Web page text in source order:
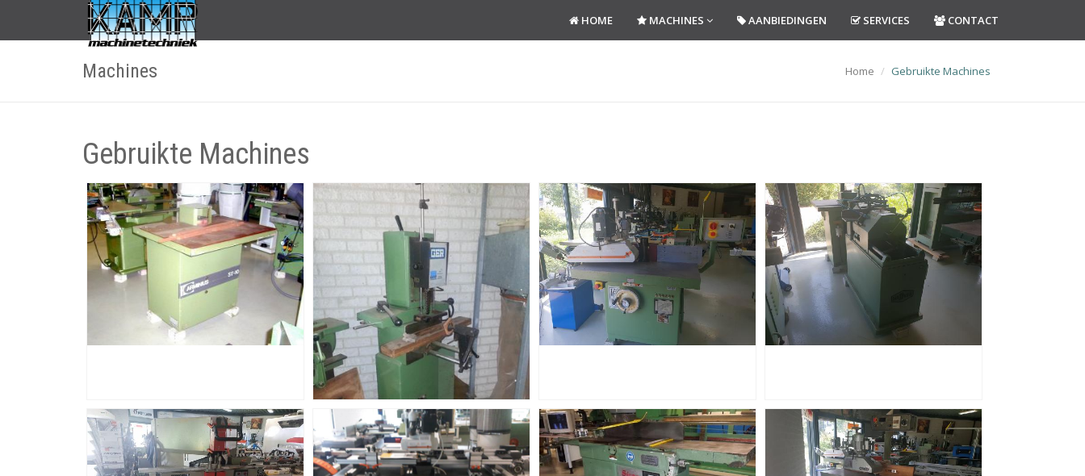
HOME MACHINES AANBIEDINGEN SERVICES CONTACT
Machines Home Gebruikte Machines
Gebruikte Machines